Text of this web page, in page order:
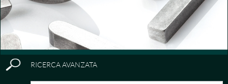
RICERCA AVANZATA